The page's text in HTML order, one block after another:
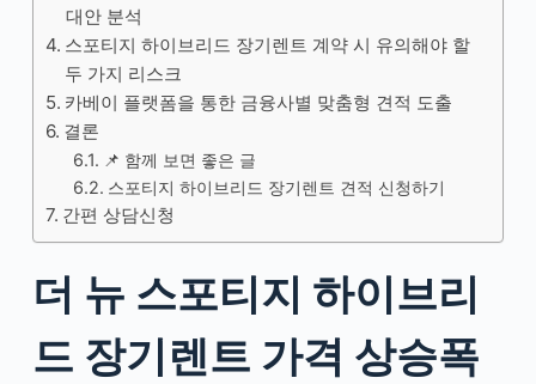
대안 분석
스포티지 하이브리드 장기렌트 계약 시 유의해야 할
두 가지 리스크
카베이 플랫폼을 통한 금융사별 맞춤형 견적 도출
결론
📌 함께 보면 좋은 글
스포티지 하이브리드 장기렌트 견적 신청하기
간편 상담신청
더 뉴 스포티지 하이브리
드 장기렌트 가격 상승폭